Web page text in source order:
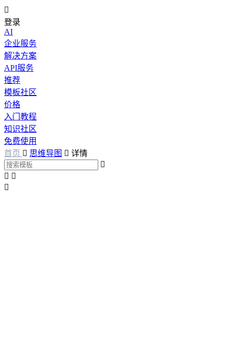

登录
AI
企业服务
解决方案
API服务
推荐
模板社区
价格
入门教程
知识社区
免费使用
首页  思维导图  详情

 
